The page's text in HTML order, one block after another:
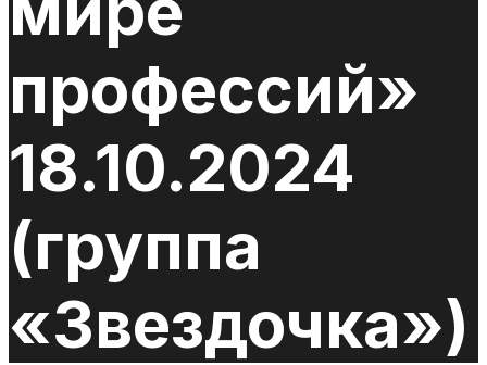
профессий»
18.10.2024
(группа
«Звездочка»)